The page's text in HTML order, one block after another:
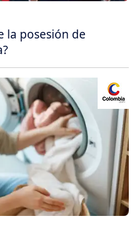
la posesión de